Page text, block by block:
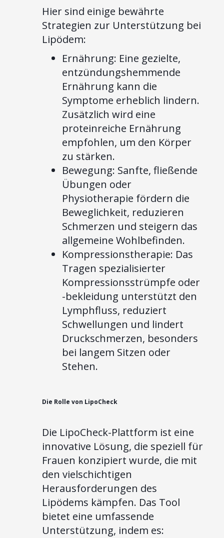
Hier sind einige bewährte
Strategien zur Unterstützung bei
Lipödem:
Ernährung: Eine gezielte,
entzündungshemmende
Ernährung kann die
Symptome erheblich lindern.
Zusätzlich wird eine
proteinreiche Ernährung
empfohlen, um den Körper
zu stärken.
Bewegung: Sanfte, fließende
Übungen oder
Physiotherapie fördern die
Beweglichkeit, reduzieren
Schmerzen und steigern das
allgemeine Wohlbefinden.
Kompressionstherapie: Das
Tragen spezialisierter
Kompressionsstrümpfe oder
-bekleidung unterstützt den
Lymphfluss, reduziert
Schwellungen und lindert
Druckschmerzen, besonders
bei langem Sitzen oder
Stehen.
Die Rolle von LipoCheck
Die LipoCheck-Plattform ist eine
innovative Lösung, die speziell für
Frauen konzipiert wurde, die mit
den vielschichtigen
Herausforderungen des
Lipödems kämpfen. Das Tool
bietet eine umfassende
Unterstützung, indem es: